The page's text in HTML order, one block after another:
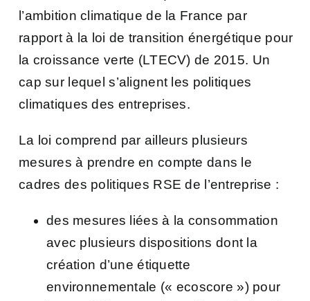
l’ambition climatique de la France par
rapport à la loi de transition énergétique pour
la croissance verte (LTECV) de 2015. Un
cap sur lequel s’alignent les politiques
climatiques des entreprises.
La loi comprend par ailleurs plusieurs
mesures à prendre en compte dans le
cadres des politiques RSE de l’entreprise :
des mesures liées à la consommation
avec plusieurs dispositions dont la
création d’une étiquette
environnementale (« ecoscore ») pour